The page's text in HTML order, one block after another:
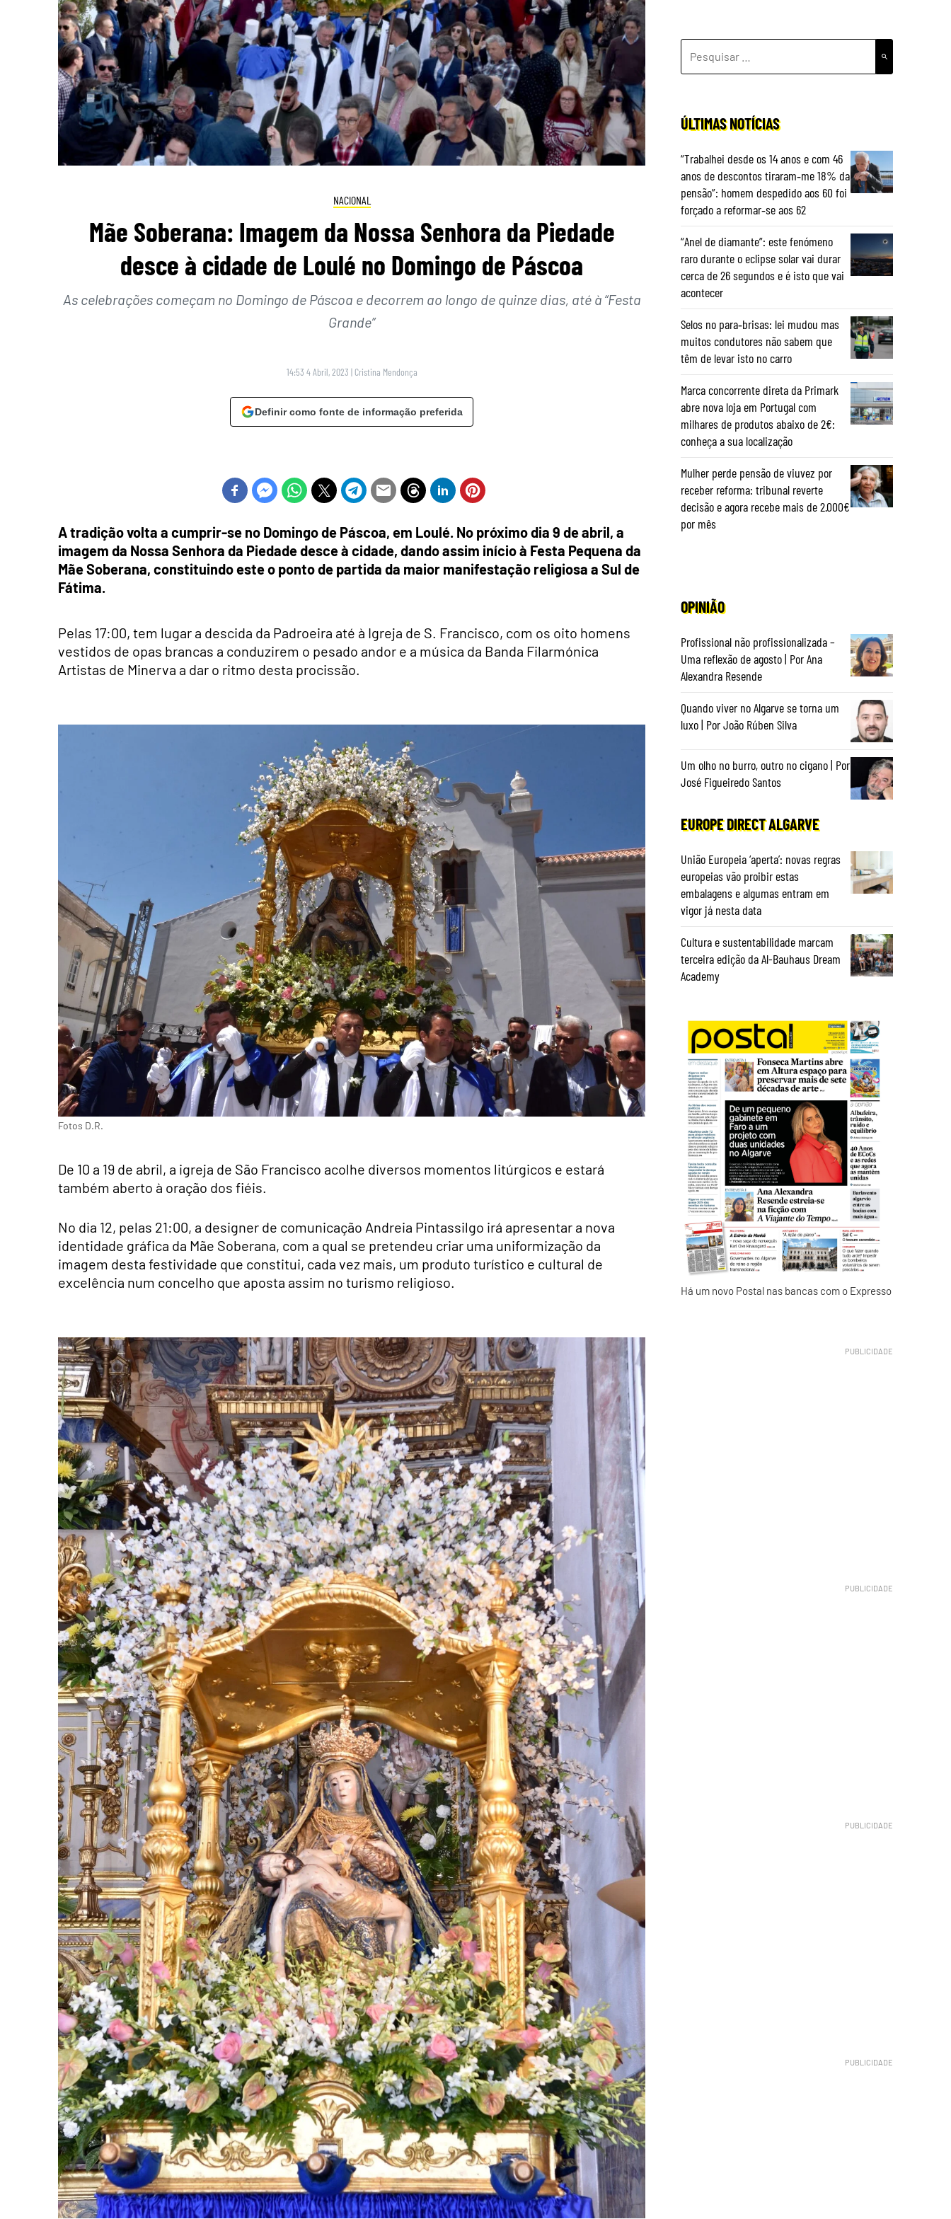
NACIONAL
Mãe Soberana: Imagem da Nossa Senhora da Piedade
desce à cidade de Loulé no Domingo de Páscoa
As celebrações começam no Domingo de Páscoa e decorrem ao longo de quinze dias, até à “Festa
Grande”
14:53 4 Abril, 2023 | Cristina Mendonça
Definir como fonte de informação preferida
A tradição volta a cumprir-se no Domingo de Páscoa, em Loulé. No próximo dia 9 de abril, a
imagem da Nossa Senhora da Piedade desce à cidade, dando assim início à Festa Pequena da
Mãe Soberana, constituindo este o ponto de partida da maior manifestação religiosa a Sul de
Fátima.
Pelas 17:00, tem lugar a descida da Padroeira até à Igreja de S. Francisco, com os oito homens
vestidos de opas brancas a conduzirem o pesado andor e a música da Banda Filarmónica
Artistas de Minerva a dar o ritmo desta procissão.
Fotos D.R.
De 10 a 19 de abril, a igreja de São Francisco acolhe diversos momentos litúrgicos e estará
também aberto à oração dos fiéis.
No dia 12, pelas 21:00, a designer de comunicação Andreia Pintassilgo irá apresentar a nova
identidade gráfica da Mãe Soberana, com a qual se pretendeu criar uma uniformização da
imagem desta festividade que constitui, cada vez mais, um produto turístico e cultural de
excelência num concelho que aposta assim no turismo religioso.
POR:
ÚLTIMAS NOTÍCIAS
“Trabalhei desde os 14 anos e com 46
anos de descontos tiraram‑me 18% da
pensão”: homem despedido aos 60 foi
forçado a reformar‑se aos 62
“Anel de diamante”: este fenómeno
raro durante o eclipse solar vai durar
cerca de 26 segundos e é isto que vai
acontecer
Selos no para‑brisas: lei mudou mas
muitos condutores não sabem que
têm de levar isto no carro
Marca concorrente direta da Primark
abre nova loja em Portugal com
milhares de produtos abaixo de 2€:
conheça a sua localização
Mulher perde pensão de viuvez por
receber reforma: tribunal reverte
decisão e agora recebe mais de 2.000€
por mês
OPINIÃO
Profissional não profissionalizada –
Uma reflexão de agosto | Por Ana
Alexandra Resende
Quando viver no Algarve se torna um
luxo | Por João Rúben Silva
Um olho no burro, outro no cigano | Por
José Figueiredo Santos
EUROPE DIRECT ALGARVE
União Europeia ‘aperta’: novas regras
europeias vão proibir estas
embalagens e algumas entram em
vigor já nesta data
Cultura e sustentabilidade marcam
terceira edição da Al-Bauhaus Dream
Academy
Há um novo Postal nas bancas com o Expresso